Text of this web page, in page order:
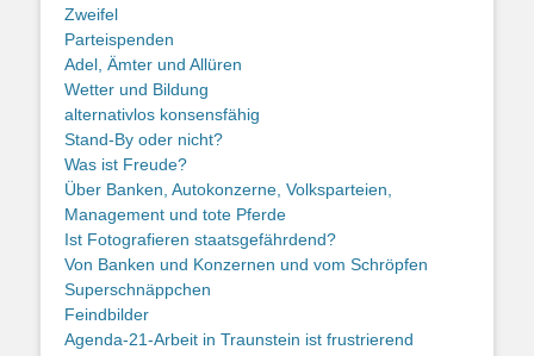
Zweifel
Parteispenden
Adel, Ämter und Allüren
Wetter und Bildung
alternativlos konsensfähig
Stand-By oder nicht?
Was ist Freude?
Über Banken, Autokonzerne, Volksparteien,
Management und tote Pferde
Ist Fotografieren staatsgefährdend?
Von Banken und Konzernen und vom Schröpfen
Superschnäppchen
Feindbilder
Agenda-21-Arbeit in Traunstein ist frustrierend